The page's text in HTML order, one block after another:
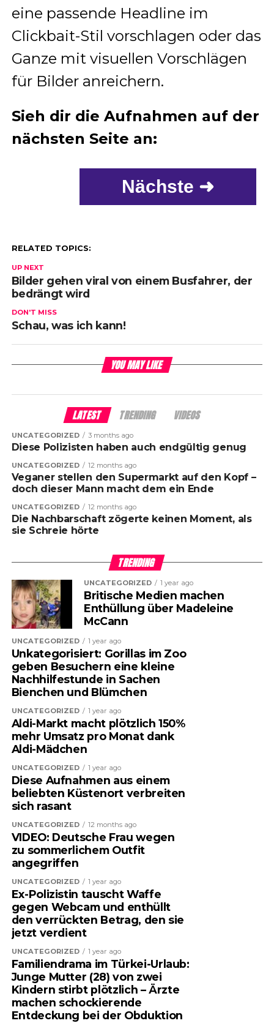
eine passende Headline im
Clickbait-Stil vorschlagen oder das
Ganze mit visuellen Vorschlägen
für Bilder anreichern.
Sieh dir die Aufnahmen auf der
nächsten Seite an:
Nächste ➜
RELATED TOPICS:
UP NEXT
Bilder gehen viral von einem Busfahrer, der
bedrängt wird
DON'T MISS
Schau, was ich kann!
YOU MAY LIKE
LATEST TRENDING VIDEOS
UNCATEGORIZED 3 months ago
Diese Polizisten haben auch endgültig genug
UNCATEGORIZED 12 months ago
Veganer stellen den Supermarkt auf den Kopf –
doch dieser Mann macht dem ein Ende
UNCATEGORIZED 12 months ago
Die Nachbarschaft zögerte keinen Moment, als
sie Schreie hörte
TRENDING
UNCATEGORIZED 1 year ago
Britische Medien machen
Enthüllung über Madeleine
McCann
UNCATEGORIZED 1 year ago
Unkategorisiert: Gorillas im Zoo
geben Besuchern eine kleine
Nachhilfestunde in Sachen
Bienchen und Blümchen
UNCATEGORIZED 1 year ago
Aldi-Markt macht plötzlich 150%
mehr Umsatz pro Monat dank
Aldi-Mädchen
UNCATEGORIZED 1 year ago
Diese Aufnahmen aus einem
beliebten Küstenort verbreiten
sich rasant
UNCATEGORIZED 12 months ago
VIDEO: Deutsche Frau wegen
zu sommerlichem Outfit
angegriffen
UNCATEGORIZED 1 year ago
Ex-Polizistin tauscht Waffe
gegen Webcam und enthüllt
den verrückten Betrag, den sie
jetzt verdient
UNCATEGORIZED 1 year ago
Familiendrama im Türkei-Urlaub:
Junge Mutter (28) von zwei
Kindern stirbt plötzlich – Ärzte
machen schockierende
Entdeckung bei der Obduktion